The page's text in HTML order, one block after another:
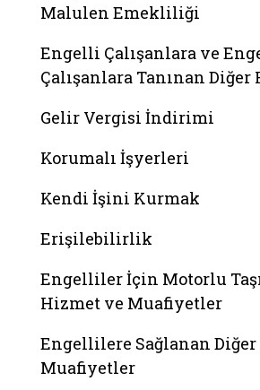
Malulen Emekliliği
Engelli Çalışanlara ve
Çalışanlara Tanınan Diğer
Gelir Vergisi İndirimi
Korumalı İşyerleri
Kendi İşini Kurmak
Erişilebilirlik
Engelliler İçin Motorlu
Hizmet ve Muafiyetler
Engellilere Sağlanan
Muafiyetler